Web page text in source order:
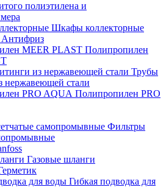
полиэтилена и
Шкафы коллекторные
Антифриз
Полипропилен
Трубы
нержавеющей стали
Полипропилен PRO
Фильтры
Газовые шланги
Гибкая подводка для